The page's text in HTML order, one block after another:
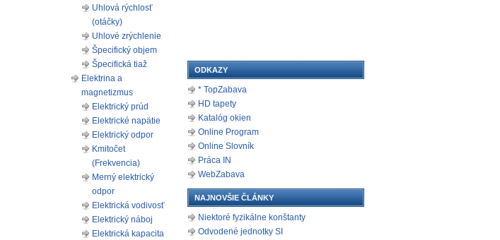
Uhlová rýchlosť
(otáčky)
Uhlové zrýchlenie
Špecifický objem
Špecifická tiaž
Elektrina a
magnetizmus
Elektrický prúd
Elektrické napätie
Elektrický odpor
Kmitočet
(Frekvencia)
Merný elektrický
odpor
Elektrická vodivosť
Elektrický náboj
Elektrická kapacita
ODKAZY
* TopZabava
HD tapety
Katalóg okien
Online Program
Online Slovník
Práca IN
WebZabava
NAJNOVŠIE ČLÁNKY
Niektoré fyzikálne konštanty
Odvodené jednotky SI